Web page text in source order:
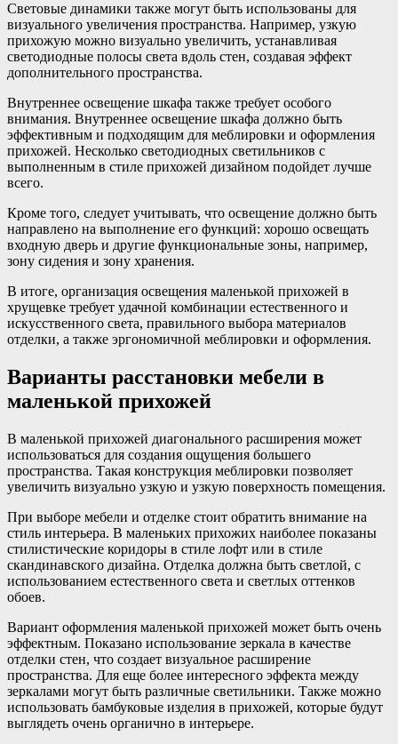
Световые динамики также могут быть использованы для
визуального увеличения пространства. Например, узкую
прихожую можно визуально увеличить, устанавливая
светодиодные полосы света вдоль стен, создавая эффект
дополнительного пространства.
Внутреннее освещение шкафа также требует особого
внимания. Внутреннее освещение шкафа должно быть
эффективным и подходящим для меблировки и оформления
прихожей. Несколько светодиодных светильников с
выполненным в стиле прихожей дизайном подойдет лучше
всего.
Кроме того, следует учитывать, что освещение должно быть
направлено на выполнение его функций: хорошо освещать
входную дверь и другие функциональные зоны, например,
зону сидения и зону хранения.
В итоге, организация освещения маленькой прихожей в
хрущевке требует удачной комбинации естественного и
искусственного света, правильного выбора материалов
отделки, а также эргономичной меблировки и оформления.
Варианты расстановки мебели в
маленькой прихожей
В маленькой прихожей диагонального расширения может
использоваться для создания ощущения большего
пространства. Такая конструкция меблировки позволяет
увеличить визуально узкую и узкую поверхность помещения.
При выборе мебели и отделке стоит обратить внимание на
стиль интерьера. В маленьких прихожих наиболее показаны
стилистические коридоры в стиле лофт или в стиле
скандинавского дизайна. Отделка должна быть светлой, с
использованием естественного света и светлых оттенков
обоев.
Вариант оформления маленькой прихожей может быть очень
эффектным. Показано использование зеркала в качестве
отделки стен, что создает визуальное расширение
пространства. Для еще более интересного эффекта между
зеркалами могут быть различные светильники. Также можно
использовать бамбуковые изделия в прихожей, которые будут
выглядеть очень органично в интерьере.